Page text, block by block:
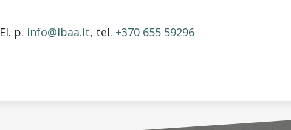
El. p. info@lbaa.lt, tel. +370 655 59296